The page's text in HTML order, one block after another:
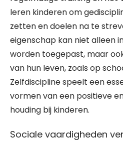
leren kinderen om
zetten en doelen na te
eigenschap kan niet alleen
worden toegepast, maar
van hun leven, zoals op
Zelfdiscipline speelt een
vormen van een positieve
houding bij kinderen.
Sociale vaardigheden